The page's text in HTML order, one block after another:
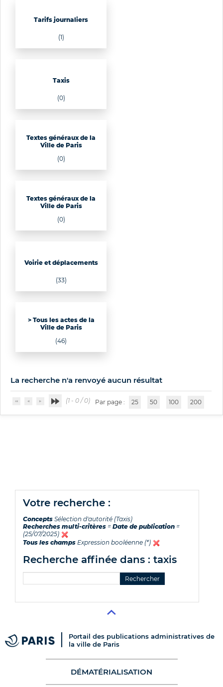
Tarifs journaliers
(1)
Taxis
(0)
Textes généraux de la
Ville de Paris
(0)
Textes généraux de la
Ville de Paris
(0)
Voirie et déplacements
(33)
> Tous les actes de la
Ville de Paris
(46)
La recherche n'a renvoyé aucun résultat
(1 - 0 / 0) Par page : 25 50 100 200
votre recherche :
Concepts Sélection d'autorité (Taxis)
Recherches multi-critères = Date de publication =
(25/07/2025)
Tous les champs Expression booléenne (*)
recherche affinée dans : taxis
Portail des publications administratives de
la ville de Paris
DÉMATÉRIALISATION